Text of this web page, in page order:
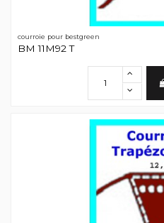
courroie pour bestgreen
BM 11M92 T